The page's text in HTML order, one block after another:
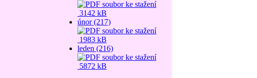
3142 kB
únor (217)
1983 kB
leden (216)
5872 kB